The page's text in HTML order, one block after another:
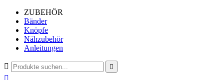
ZUBEHÖR
Bänder
Knöpfe
Nähzubehör
Anleitungen
 
